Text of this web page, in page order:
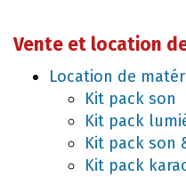
Vente et location
Location de
Kit pack son
Kit pack
Kit pack son
Kit pack